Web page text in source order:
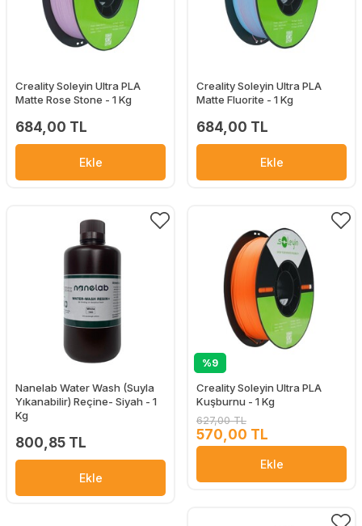
Creality Soleyin Ultra PLA
Matte Rose Stone - 1 Kg
684,00 TL
Ekle
Creality Soleyin Ultra PLA
Matte Fluorite - 1 Kg
684,00 TL
Ekle
Nanelab Water Wash (Suyla
Yıkanabilir) Reçine- Siyah - 1
Kg
800,85 TL
Ekle
%9
Creality Soleyin Ultra PLA
Kuşburnu - 1 Kg
627,00 TL
570,00 TL
Ekle